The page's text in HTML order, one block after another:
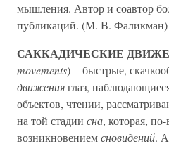
мышления. Автор и соавтор
публикаций. (М. В. Фаликман)
САККАДИЧЕСКИЕ
movements) – быстрые,
движенияглаз,
объектов, чтении,
на той стадии сна, которая,
возникновениемсновидений.